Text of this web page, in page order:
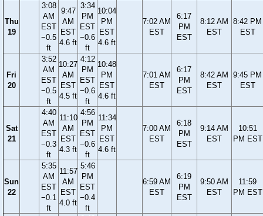
Thu
19
3:08
AM
EST
−0.5
ft
9:47
AM
EST
4.6 ft
3:34
PM
EST
−0.6
ft
10:04
PM
EST
4.6 ft
7:02 AM
EST
6:17
PM
EST
8:12 AM
EST
8:42 PM
EST
Fri
20
3:52
AM
EST
−0.5
ft
10:27
AM
EST
4.5 ft
4:12
PM
EST
−0.6
ft
10:48
PM
EST
4.6 ft
7:01 AM
EST
6:17
PM
EST
8:42 AM
EST
9:45 PM
EST
Sat
21
4:40
AM
EST
−0.3
ft
11:10
AM
EST
4.3 ft
4:56
PM
EST
−0.6
ft
11:34
PM
EST
4.6 ft
7:00 AM
EST
6:18
PM
EST
9:14 AM
EST
10:51
PM EST
Sun
22
5:35
AM
EST
−0.1
ft
11:57
AM
EST
4.0 ft
5:46
PM
EST
−0.4
ft
6:59 AM
EST
6:19
PM
EST
9:50 AM
EST
11:59
PM EST